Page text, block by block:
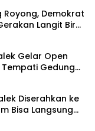
Demokrat
Langit Biru
Gelar Open
Tempati Gedung
Diserahkan ke
Bisa Langsung